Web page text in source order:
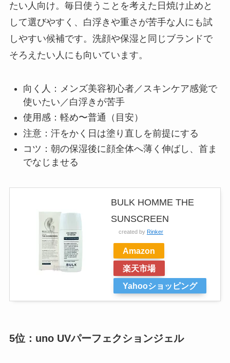
たい人向け。毎日使うことを考えた日焼け止めと
して選びやすく、白浮きや重さが苦手な人にも試
しやすい候補です。洗顔や保湿と同じブランドで
そろえたい人にも向いています。
向く人：メンズ美容初心者／スキンケア感覚で
使いたい／白浮きが苦手
使用感：軽め〜普通（目安）
注意：汗をかく日は塗り直しを前提にする
コツ：朝の保湿後に顔全体へ薄く伸ばし、首ま
でなじませる
BULK HOMME THE
SUNSCREEN
created by Rinker
Amazon
楽天市場
Yahooショッピング
5位：uno UVパーフェクションジェル